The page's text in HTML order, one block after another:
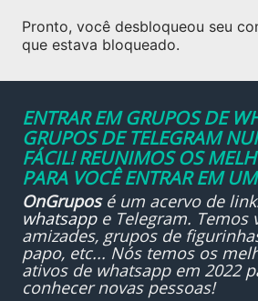
Pronto, você desbloqueou seu
que estava bloqueado.
ENTRAR EM GRUPOS DE
GRUPOS DE TELEGRAM
FÁCIL! REUNIMOS OS
PARA VOCÊ ENTRAR EM
OnGruposé um acervo de
whatsappe Telegram. Temos
amizades, grupos de
papo, etc... Nós temos os
ativos de whatsapp em 2022
conhecer novas pessoas!